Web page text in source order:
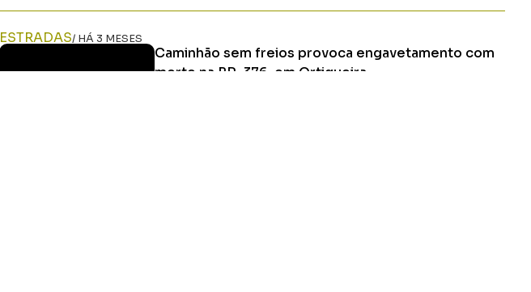
ESTRADAS/ HÁ 3 MESES
Caminhão sem freios provoca engavetamento com
morte na BR-376, em Ortigueira